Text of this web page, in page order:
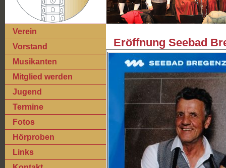
Verein
Vorstand
Musikanten
Mitglied werden
Jugend
Termine
Fotos
Hörproben
Links
Eröffnung Seebad